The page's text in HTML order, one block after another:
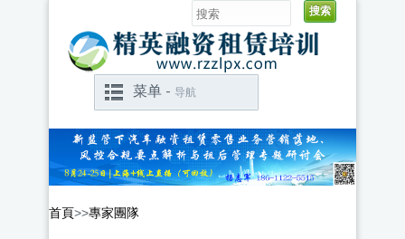
菜单 - 导航
首頁>>專家團隊